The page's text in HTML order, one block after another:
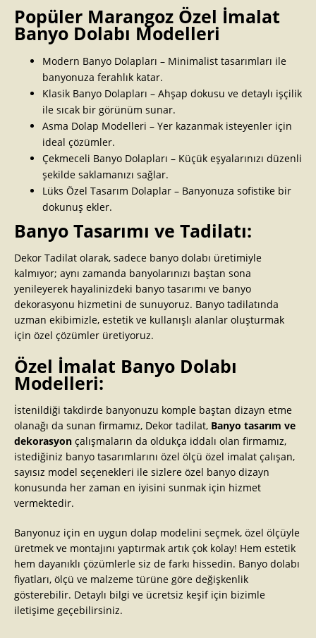
Popüler Marangoz Özel İmalat
Banyo Dolabı Modelleri
Modern Banyo Dolapları – Minimalist tasarımları ile
banyonuza ferahlık katar.
Klasik Banyo Dolapları – Ahşap dokusu ve detaylı işçilik
ile sıcak bir görünüm sunar.
Asma Dolap Modelleri – Yer kazanmak isteyenler için
ideal çözümler.
Çekmeceli Banyo Dolapları – Küçük eşyalarınızı düzenli
şekilde saklamanızı sağlar.
Lüks Özel Tasarım Dolaplar – Banyonuza sofistike bir
dokunuş ekler.
Banyo Tasarımı ve Tadilatı:
Dekor Tadilat olarak, sadece banyo dolabı üretimiyle
kalmıyor; aynı zamanda banyolarınızı baştan sona
yenileyerek hayalinizdeki banyo tasarımı ve banyo
dekorasyonu hizmetini de sunuyoruz. Banyo tadilatında
uzman ekibimizle, estetik ve kullanışlı alanlar oluşturmak
için özel çözümler üretiyoruz.
Özel İmalat Banyo Dolabı
Modelleri:
İstenildiği takdirde banyonuzu komple baştan dizayn etme
olanağı da sunan firmamız, Dekor tadilat, Banyo tasarım ve
dekorasyon çalışmaların da oldukça iddalı olan firmamız,
istediğiniz banyo tasarımlarını özel ölçü özel imalat çalışan,
sayısız model seçenekleri ile sizlere özel banyo dizayn
konusunda her zaman en iyisini sunmak için hizmet
vermektedir.
Banyonuz için en uygun dolap modelini seçmek, özel ölçüyle
üretmek ve montajını yaptırmak artık çok kolay! Hem estetik
hem dayanıklı çözümlerle siz de farkı hissedin. Banyo dolabı
fiyatları, ölçü ve malzeme türüne göre değişkenlik
gösterebilir. Detaylı bilgi ve ücretsiz keşif için bizimle
iletişime geçebilirsiniz.